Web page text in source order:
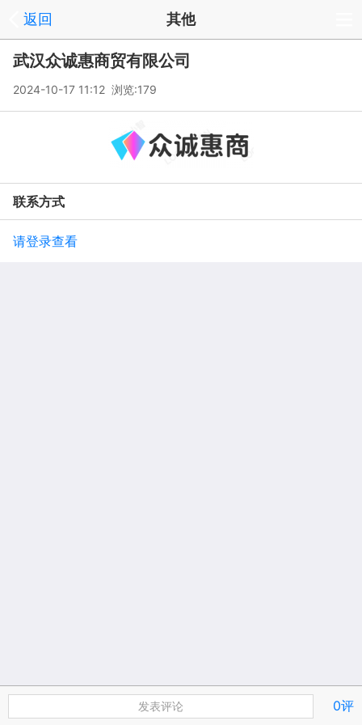
返回 其他
武汉众诚惠商贸有限公司
2024-10-17 11:12 浏览:179
联系方式
请登录查看
发表评论 0评